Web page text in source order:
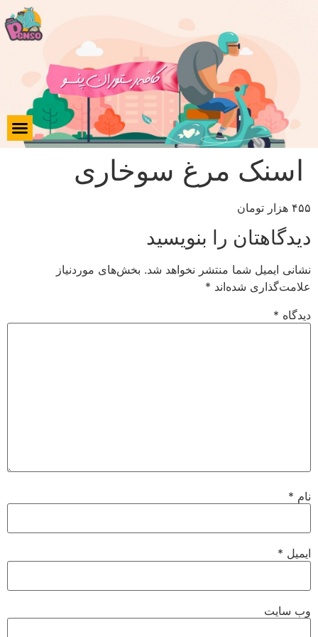
اسنک مرغ سوخاری
۴۵۵ هزار تومان
دیدگاهتان را بنویسید
نشانی ایمیل شما منتشر نخواهد شد. بخش‌های موردنیاز
علامت‌گذاری شده‌اند *
دیدگاه *
نام *
ایمیل *
وب‌ سایت